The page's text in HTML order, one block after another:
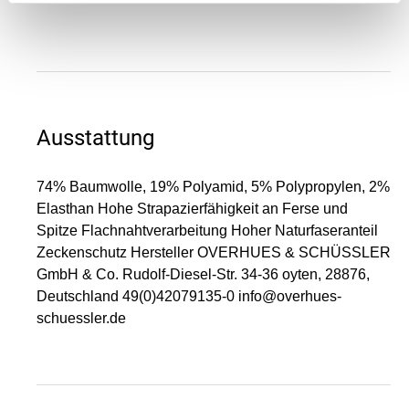
Ausstattung
74% Baumwolle, 19% Polyamid, 5% Polypropylen, 2%
Elasthan Hohe Strapazierfähigkeit an Ferse und
Spitze Flachnahtverarbeitung Hoher Naturfaseranteil
Zeckenschutz Hersteller OVERHUES & SCHÜSSLER
GmbH & Co. Rudolf-Diesel-Str. 34-36 oyten, 28876,
Deutschland 49(0)42079135-0 info@overhues-
schuessler.de